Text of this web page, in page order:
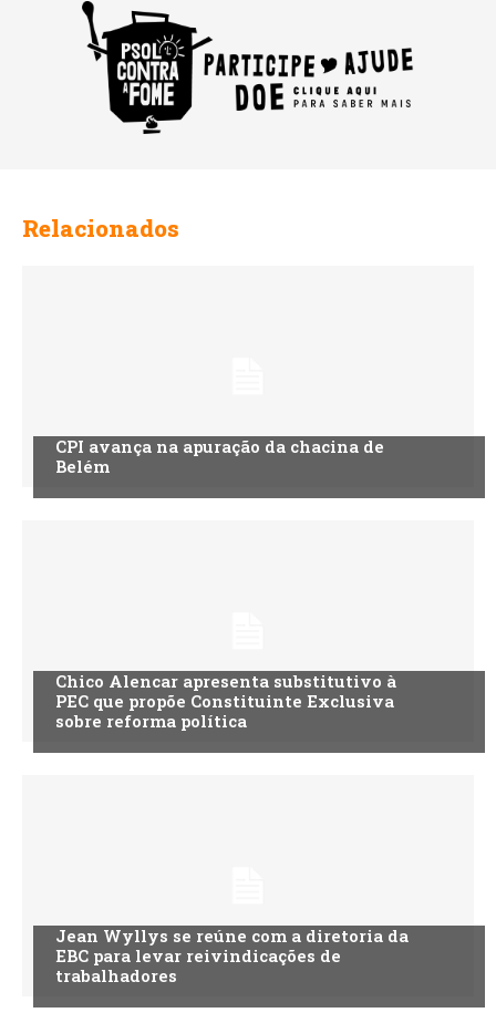
Relacionados
CPI avança na apuração da chacina de
Belém
Chico Alencar apresenta substitutivo à
PEC que propõe Constituinte Exclusiva
sobre reforma política
Jean Wyllys se reúne com a diretoria da
EBC para levar reivindicações de
trabalhadores